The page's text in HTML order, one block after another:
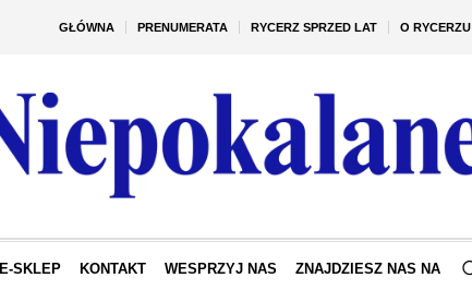
GŁÓWNA PRENUMERATA RYCERZ SPRZED LAT O RYCERZU
E-SKLEP KONTAKT WESPRZYJ NAS ZNAJDZIESZ NAS NA